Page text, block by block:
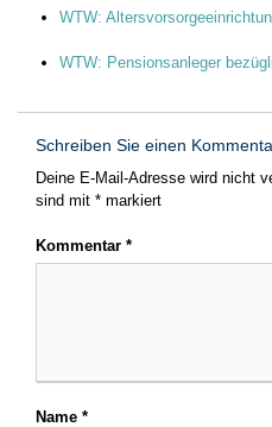
WTW:
WTW: Pensionsanleger
Schreiben Sie einen
Deine E-Mail-Adresse wird nicht
sind mit * markiert
Kommentar *
Name *